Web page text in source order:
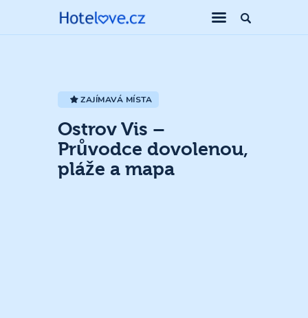
ZAJÍMAVÁ MÍSTA
Ostrov Vis –
Průvodce dovolenou,
pláže a mapa